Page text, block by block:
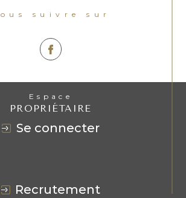
Nous suivre sur
Espace
PROPRIÉTAIRE
se connecter
recrutement